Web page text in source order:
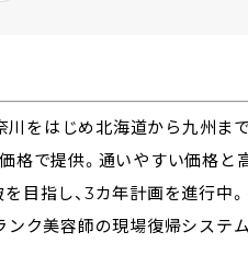
川をはじめ北海道から九州
格で提供。通いやすい価格
目指し、3カ年計画を進行中
ンク美容師の現場復帰システ